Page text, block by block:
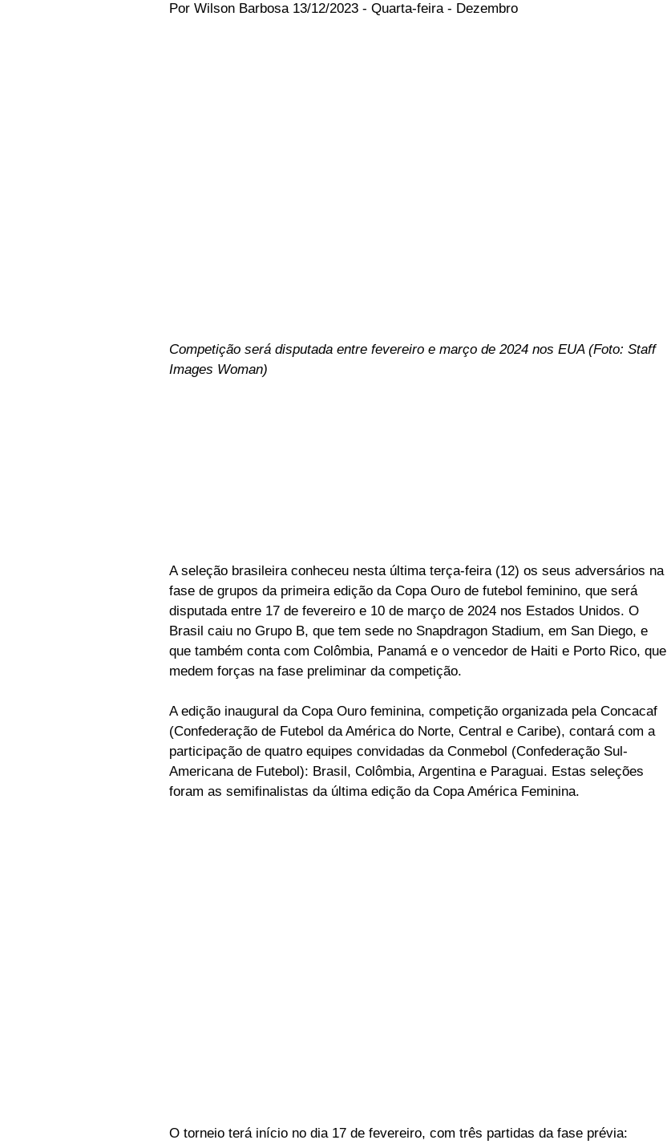
Por Wilson Barbosa 13/12/2023 - Quarta-feira - Dezembro
Competição será disputada entre fevereiro e março de 2024 nos EUA (Foto: Staff
Images Woman)
A seleção brasileira conheceu nesta última terça-feira (12) os seus adversários na
fase de grupos da primeira edição da Copa Ouro de futebol feminino, que será
disputada entre 17 de fevereiro e 10 de março de 2024 nos Estados Unidos. O
Brasil caiu no Grupo B, que tem sede no Snapdragon Stadium, em San Diego, e
que também conta com Colômbia, Panamá e o vencedor de Haiti e Porto Rico, que
medem forças na fase preliminar da competição.
A edição inaugural da Copa Ouro feminina, competição organizada pela Concacaf
(Confederação de Futebol da América do Norte, Central e Caribe), contará com a
participação de quatro equipes convidadas da Conmebol (Confederação Sul-
Americana de Futebol): Brasil, Colômbia, Argentina e Paraguai. Estas seleções
foram as semifinalistas da última edição da Copa América Feminina.
O torneio terá início no dia 17 de fevereiro, com três partidas da fase prévia: